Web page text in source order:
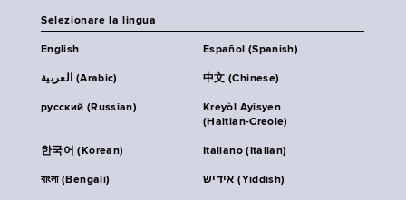
Selezionare la lingua
English Español (Spanish)
العربية (Arabic) 中文 (Chinese)
русский (Russian)
Kreyòl Ayisyen
(Haitian-Creole)
한국어 (Korean) Italiano (Italian)
বাংলা (Bengali) אידיש (Yiddish)